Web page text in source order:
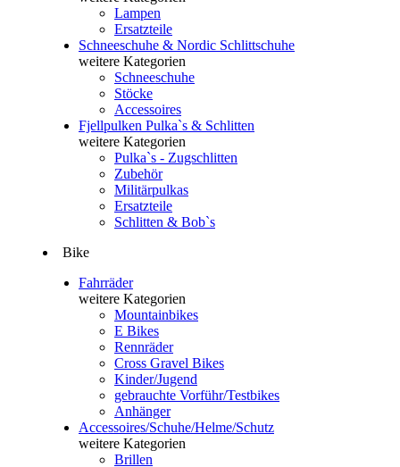
Lampen
Ersatzteile
Schneeschuhe & Nordic Schlittschuhe
weitere Kategorien
Schneeschuhe
Stöcke
Accessoires
Fjellpulken Pulka`s & Schlitten
weitere Kategorien
Pulka`s - Zugschlitten
Zubehör
Militärpulkas
Ersatzteile
Schlitten & Bob`s
Bike
Fahrräder
weitere Kategorien
Mountainbikes
E Bikes
Rennräder
Cross Gravel Bikes
Kinder/Jugend
gebrauchte Vorführ/Testbikes
Anhänger
Accessoires/Schuhe/Helme/Schutz
weitere Kategorien
Brillen